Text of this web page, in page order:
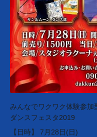
みんなでワクワク体験参加
ダンスフェスタ2019
【日時】 7月28日(日)